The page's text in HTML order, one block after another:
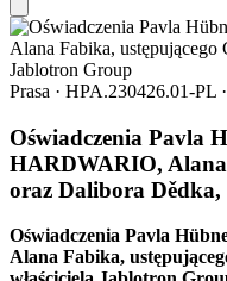
Prasa · HPA.230426.01-PL ·
Oświadczenia Pavla
HARDWARIO,
oraz Dalibora Dědka,
Oświadczenia Pavla
Alana Fabika,